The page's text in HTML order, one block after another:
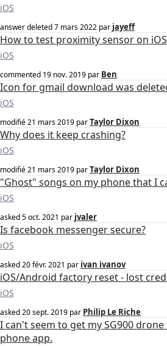
iOS
answer deleted7 mars 2022 par jayeff
How to test proximity sensor on
iOS
commented 19 nov. 2019 par Ben
Icon for gmail download was
iOS
modifié21 mars 2019 parTaylor Dixon
Why does it keep crashing?
iOS
modifié21 mars 2019 parTaylor Dixon
"Ghost" songs on my phone that I
iOS
asked5 oct. 2021 par jvaler
Is facebook messenger secure?
iOS
asked20 févr. 2021 par ivan ivanov
iOS/Android factory reset - lost
iOS
asked20 sept. 2019 par Philip Le Riche
I can't seem to get my SG900
phone app.